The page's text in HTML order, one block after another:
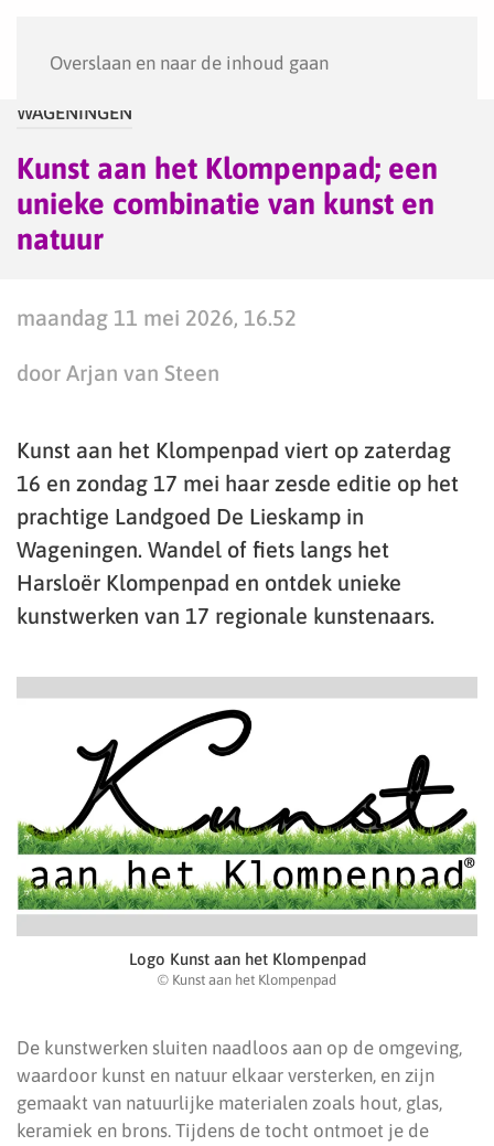
Overslaan en naar de inhoud gaan
WAGENINGEN
Kunst aan het Klompenpad; een
unieke combinatie van kunst en
natuur
maandag 11 mei 2026, 16.52
door Arjan van Steen
Kunst aan het Klompenpad viert op zaterdag
16 en zondag 17 mei haar zesde editie op het
prachtige Landgoed De Lieskamp in
Wageningen. Wandel of fiets langs het
Harsloër Klompenpad en ontdek unieke
kunstwerken van 17 regionale kunstenaars.
Logo Kunst aan het Klompenpad
© Kunst aan het Klompenpad
De kunstwerken sluiten naadloos aan op de omgeving,
waardoor kunst en natuur elkaar versterken, en zijn
gemaakt van natuurlijke materialen zoals hout, glas,
keramiek en brons. Tijdens de tocht ontmoet je de